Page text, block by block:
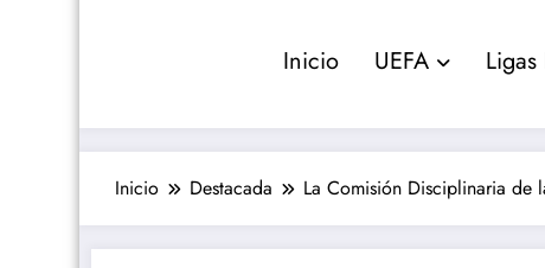
Inicio UEFA
Inicio Destacada La Comisión Disciplinaria de